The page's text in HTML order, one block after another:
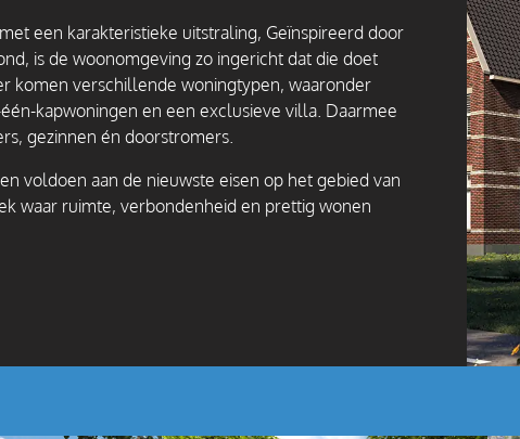
een karakteristieke uitstraling, Geïnspireerd door
is de woonomgeving zo ingericht dat die doet
komen verschillende woningtypen, waaronder
kapwoningen en een exclusieve villa. Daarmee
gezinnen én doorstromers.
voldoen aan de nieuwste eisen op het gebied van
waar ruimte, verbondenheid en prettig wonen